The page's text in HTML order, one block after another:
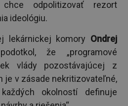
chce odpolitizovať rezort
ideológiu.
lekárnickej komory Ondrej
že „programové
vlády pozostávajúcej z
je v zásade nekritizovateľné,
okolností definuje